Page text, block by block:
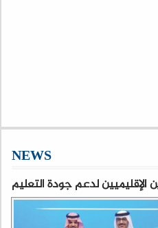
NEWS
الإقليميين لدعم جودة التعليم